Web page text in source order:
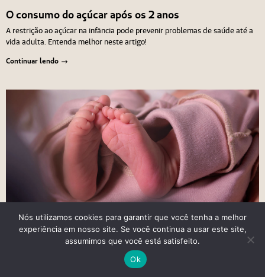
O consumo do açúcar após os 2 anos
A restrição ao açúcar na infância pode prevenir problemas de saúde até a
vida adulta. Entenda melhor neste artigo!
Continuar lendo
FAMÍLIA EM FOCO /GESTANTES E BEBÊS
Além do teste do pezinho: exames essenciais
Nós utilizamos cookies para garantir que você tenha a melhor
experiência em nosso site. Se você continua a usar este site,
assumimos que você está satisfeito.
Ok